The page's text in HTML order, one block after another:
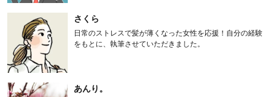
さくら
日常のストレスで髪が薄くなった女性を応援！自分の経験
をもとに、執筆させていただきました。
あんり。